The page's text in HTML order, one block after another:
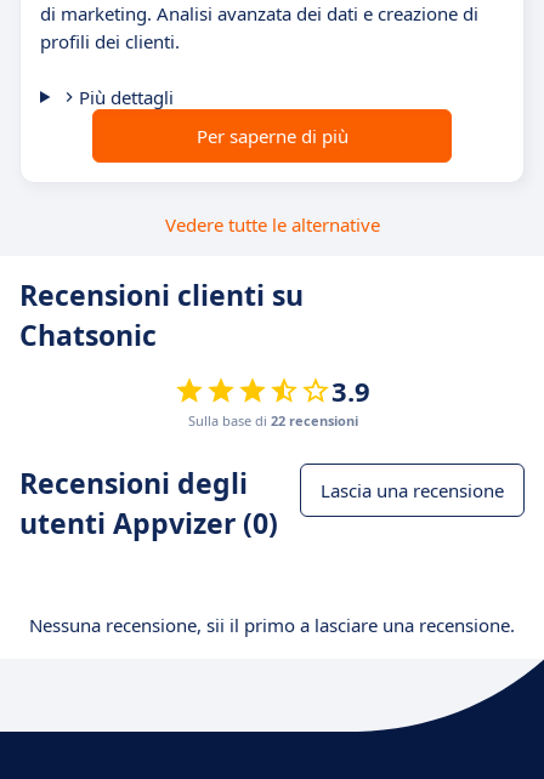
di marketing. Analisi avanzata dei dati e creazione di
profili dei clienti.
Più dettagli
Per saperne di più
Vedere tutte le alternative
Recensioni clienti su
Chatsonic
3.9
Sulla base di 22 recensioni
Recensioni degli
utenti Appvizer (0)
Lascia una recensione
Nessuna recensione, sii il primo a lasciare una recensione.